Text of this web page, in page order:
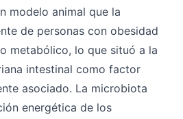
modelo animal que la
de personas con obesidad
metabólico, lo que situó a la
intestinal como factor
asociado. La microbiota
energética de los